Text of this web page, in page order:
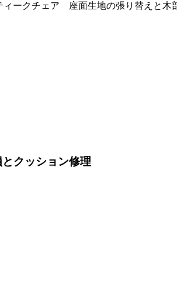
ークチェア 座面生地の張り替えと木
クッション修理